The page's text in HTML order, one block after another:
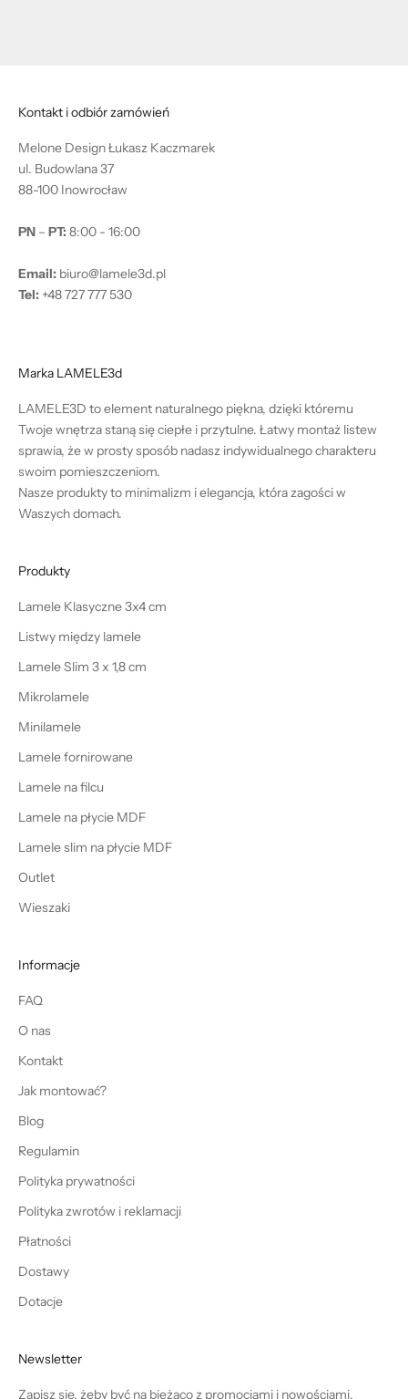
Kontakt i odbiór zamówień
Melone Design Łukasz Kaczmarek
ul. Budowlana 37
88-100 Inowrocław
PN – PT:8:00 - 16:00
Email: biuro@lamele3d.pl
Tel: +48 727 777 530
Marka LAMELE3d
LAMELE3D to element naturalnego piękna, dzięki któremu
Twoje wnętrza staną się ciepłe i przytulne. Łatwy montaż listew
sprawia, że w prosty sposób nadasz indywidualnego charakteru
swoim pomieszczeniom.
Nasze produkty to minimalizm i elegancja, która zagości w
Waszych domach.
Produkty
Lamele Klasyczne 3x4 cm
Listwy między lamele
Lamele Slim 3 x 1,8 cm
Mikrolamele
Minilamele
Lamele fornirowane
Lamele na filcu
Lamele na płycie MDF
Lamele slim na płycie MDF
Outlet
Wieszaki
Informacje
FAQ
O nas
Kontakt
Jak montować?
Blog
Regulamin
Polityka prywatności
Polityka zwrotów i reklamacji
Płatności
Dostawy
Dotacje
Newsletter
Zapisz się, żeby być na bieżąco z promocjami i nowościami.